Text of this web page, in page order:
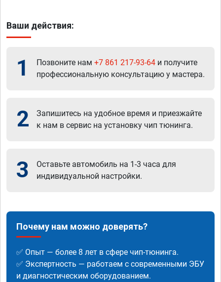
Ваши действия:
1 Позвоните нам +7 861 217-93-64 и получите
профессиональную консультацию у мастера.
2
Запишитесь на удобное время и приезжайте
к нам в сервис на установку чип тюнинга.
3
Оставьте автомобиль на 1-3 часа для
индивидуальной настройки.
Почему нам можно доверять?
✅ Опыт — более 8 лет в сфере чип-тюнинга.
✅ Экспертность — работаем с современными ЭБУ
и диагностическим оборудованием.